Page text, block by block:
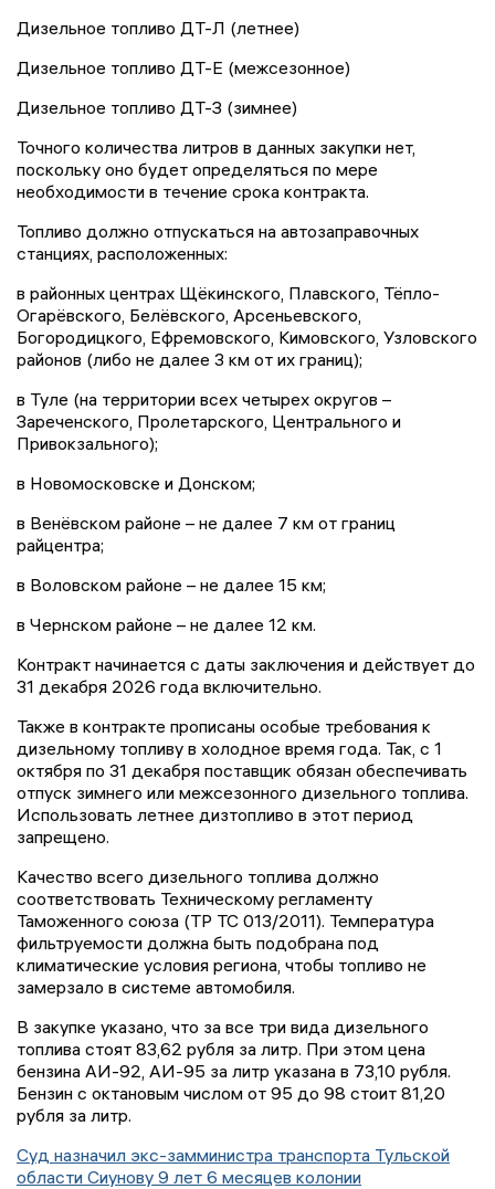
Дизельное топливо ДТ-Л (летнее)
Дизельное топливо ДТ-Е (межсезонное)
Дизельное топливо ДТ-З (зимнее)
Точного количества литров в данных закупки нет,
поскольку оно будет определяться по мере
необходимости в течение срока контракта.
Топливо должно отпускаться на автозаправочных
станциях, расположенных:
в районных центрах Щёкинского, Плавского, Тёпло-
Огарёвского, Белёвского, Арсеньевского,
Богородицкого, Ефремовского, Кимовского, Узловского
районов (либо не далее 3 км от их границ);
в Туле (на территории всех четырех округов –
Зареченского, Пролетарского, Центрального и
Привокзального);
в Новомосковске и Донском;
в Венёвском районе – не далее 7 км от границ
райцентра;
в Воловском районе – не далее 15 км;
в Чернском районе – не далее 12 км.
Контракт начинается с даты заключения и действует до
31 декабря 2026 года включительно.
Также в контракте прописаны особые требования к
дизельному топливу в холодное время года. Так, с 1
октября по 31 декабря поставщик обязан обеспечивать
отпуск зимнего или межсезонного дизельного топлива.
Использовать летнее дизтопливо в этот период
запрещено.
Качество всего дизельного топлива должно
соответствовать Техническому регламенту
Таможенного союза (ТР ТС 013/2011). Температура
фильтруемости должна быть подобрана под
климатические условия региона, чтобы топливо не
замерзало в системе автомобиля.
В закупке указано, что за все три вида дизельного
топлива стоят 83,62 рубля за литр. При этом цена
бензина АИ-92, АИ-95 за литр указана в 73,10 рубля.
Бензин с октановым числом от 95 до 98 стоит 81,20
рубля за литр.
Суд назначил экс-замминистра транспорта Тульской
области Сиунову 9 лет 6 месяцев колонии